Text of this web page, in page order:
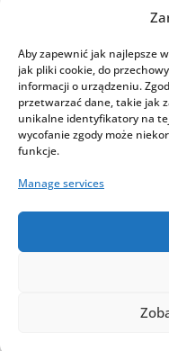
Aby zapewnić jak najlepsze
jak pliki cookie, do
informacji o urządzeniu.
przetwarzać dane, takie jak
unikalne identyfikatory na
wycofanie zgody może
funkcje.
Manage services
pojęciem ‘lekarza’
pielęgniarki,
lub inne osoby
Wyróżniamy cztery
medycznych:
Błąd
zastosowania
Najczęściej
diagnostycznych
już badań.
organizm